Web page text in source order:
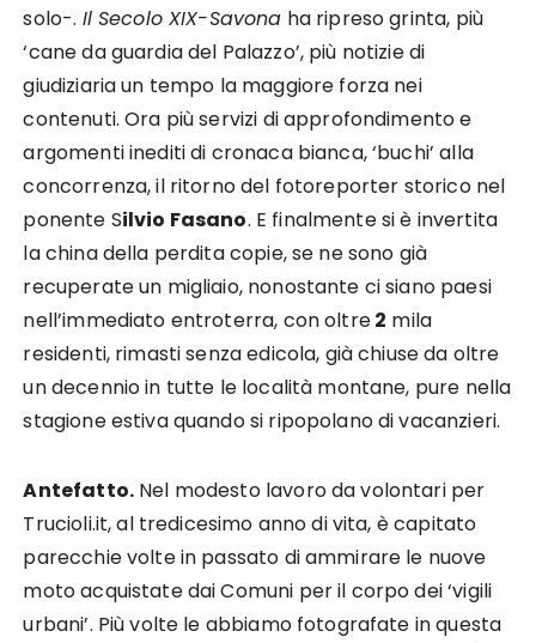
solo-. Il Secolo XIX-Savona ha ripreso grinta, più
‘cane da guardia del Palazzo’, più notizie di
giudiziaria un tempo la maggiore forza nei
contenuti. Ora più servizi di approfondimento e
argomenti inediti di cronaca bianca, ‘buchi’ alla
concorrenza, il ritorno del fotoreporter storico nel
ponente Silvio Fasano. E finalmente si è invertita
la china della perdita copie, se ne sono già
recuperate un migliaio, nonostante ci siano paesi
nell’immediato entroterra, con oltre2 mila
residenti, rimasti senza edicola, già chiuse da oltre
un decennio in tutte le località montane, pure nella
stagione estiva quando si ripopolano di vacanzieri.
Antefatto.Nel modesto lavoro da volontari per
Trucioli.it, al tredicesimo anno di vita, è capitato
parecchie volte in passato di ammirare le nuove
moto acquistate dai Comuni per il corpo dei ‘vigili
urbani’. Più volte le abbiamo fotografate in questa